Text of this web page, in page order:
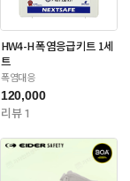
HW4-H 폭염응급키트 1세
트
폭염대응
120,000
리뷰 1